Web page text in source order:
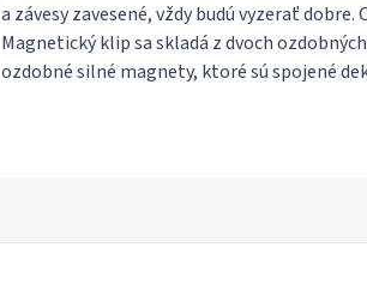
a závesy zavesené, vždy budú vyzerať dobre.
Magnetický klip sa skladá z dvoch
ozdobné silné magnety, ktoré sú spojené